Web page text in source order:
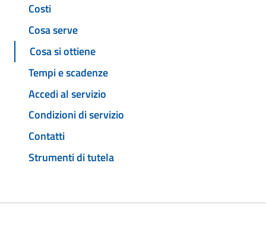
Costi
Cosa serve
Cosa si ottiene
Tempi e scadenze
Accedi al servizio
Condizioni di servizio
Contatti
Strumenti di tutela